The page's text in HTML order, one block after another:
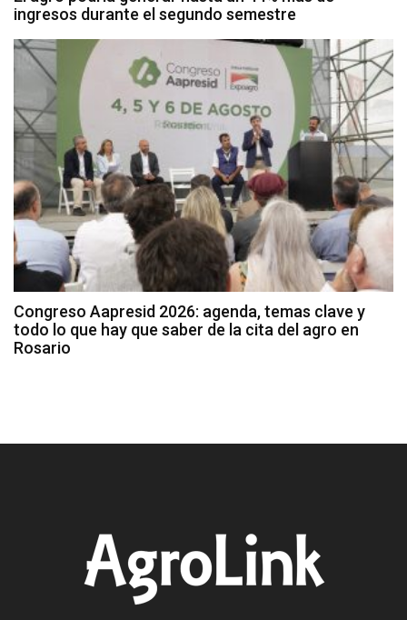
ingresos durante el segundo semestre
Congreso Aapresid 2026: agenda, temas clave y
todo lo que hay que saber de la cita del agro en
Rosario